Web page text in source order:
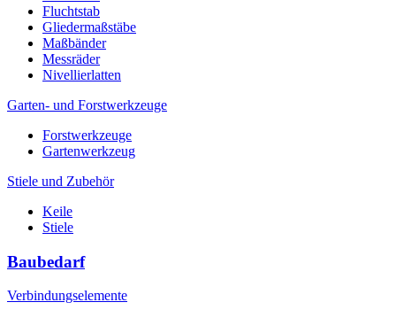
Fluchtstab
Gliedermaßstäbe
Maßbänder
Messräder
Nivellierlatten
Garten- und Forstwerkzeuge
Forstwerkzeuge
Gartenwerkzeug
Stiele und Zubehör
Keile
Stiele
Baubedarf
Verbindungselemente